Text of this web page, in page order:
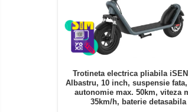
Trotineta electrica pliabila
Albastru, 10 inch, suspensie fata,
autonomie max. 50km, viteza
35km/h, baterie detasabila